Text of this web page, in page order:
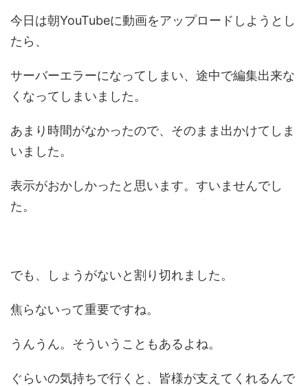
今日は朝YouTubeに動画をアップロードしようとし
たら、
サーバーエラーになってしまい、途中で編集出来な
くなってしまいました。
あまり時間がなかったので、そのまま出かけてしま
いました。
表示がおかしかったと思います。すいませんでし
た。
でも、しょうがないと割り切れました。
焦らないって重要ですね。
うんうん。そういうこともあるよね。
ぐらいの気持ちで行くと、皆様が支えてくれるんで